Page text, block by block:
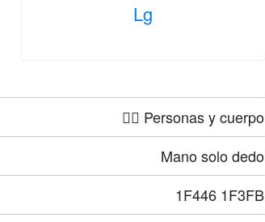
Lg
🤦‍♀️ Personas y cuerpo
Mano solo dedo
1F446 1F3FB